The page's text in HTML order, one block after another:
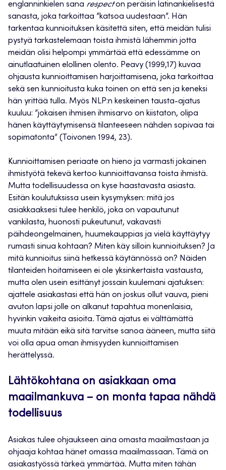
englanninkielen sana respecton peräisin latinankielisestä
sanasta, joka tarkoittaa ”katsoa uudestaan”. Hän
tarkentaa kunnioituksen käsitettä siten, että meidän tulisi
pystyä tarkastelemaan toista ihmistä lähemmin jotta
meidän olisi helpompi ymmärtää että edessämme on
ainutlaatuinen elollinen olento. Peavy (1999,17) kuvaa
ohjausta kunnioittamisen harjoittamisena, joka tarkoittaa
sekä sen kunnioitusta kuka toinen on että sen ja keneksi
hän yrittää tulla. Myös NLP:n keskeinen tausta-ajatus
kuuluu: ”jokaisen ihmisen ihmisarvo on kiistaton, olipa
hänen käyttäytymisensä tilanteeseen nähden sopivaa tai
sopimatonta” (Toivonen 1994, 23).
Kunnioittamisen periaate on hieno ja varmasti jokainen
ihmistyötä tekevä kertoo kunnioittavansa toista ihmistä.
Mutta todellisuudessa on kyse haastavasta asiasta.
Esitän koulutuksissa usein kysymyksen: mitä jos
asiakkaaksesi tulee henkilö, joka on vapautunut
vankilasta, huonosti pukeutunut, vakavasti
päihdeongelmainen, huumekauppias ja vielä käyttäytyy
rumasti sinua kohtaan? Miten käy silloin kunnioituksen? Ja
mitä kunnioitus siinä hetkessä käytännössä on? Näiden
tilanteiden hoitamiseen ei ole yksinkertaista vastausta,
mutta olen usein esittänyt jossain kuulemani ajatuksen:
ajattele asiakastasi että hän on joskus ollut vauva, pieni
avuton lapsi jolle on alkanut tapahtua monenlaisia,
hyvinkin vaikeita asioita. Tämä ajatus ei välttämättä
muuta mitään eikä sitä tarvitse sanoa ääneen, mutta siitä
voi olla apua oman ihmisyyden kunnioittamisen
herättelyssä.
Lähtökohtana on asiakkaan oma
maailmankuva – on monta tapaa nähdä
todellisuus
Asiakas tulee ohjaukseen aina omasta maailmastaan ja
ohjaaja kohtaa hänet omassa maailmassaan. Tämä on
asiakastyössä tärkeä ymmärtää. Mutta miten tähän